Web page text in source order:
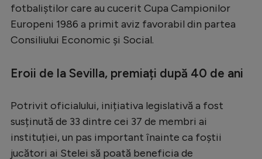
Ligue 1
Campionate
EURO 2024
Stranieri
Clasamente
fotbaliștilor care au cucerit Cupa Campionilor
Europeni 1986 a primit aviz favorabil din partea
Consiliului Economic și Social.
Eroii de la Sevilla, premiați după 40 de ani
Potrivit oficialului, inițiativa legislativă a fost
susținută de 33 dintre cei 37 de membri ai
instituției, un pas important înainte ca foștii
jucători ai Stelei să poată beneficia de